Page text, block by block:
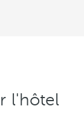
l'hôtel